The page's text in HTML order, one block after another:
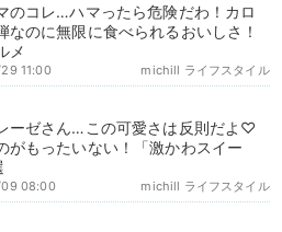
のコレ…ハマったら危険だわ！カロ
なのに無限に食べられるおいしさ！
メ
michill ライフスタイル
11:00
ーゼさん…この可愛さは反則だよ♡
がもったいない！「激かわスイー
michill ライフスタイル
08:00